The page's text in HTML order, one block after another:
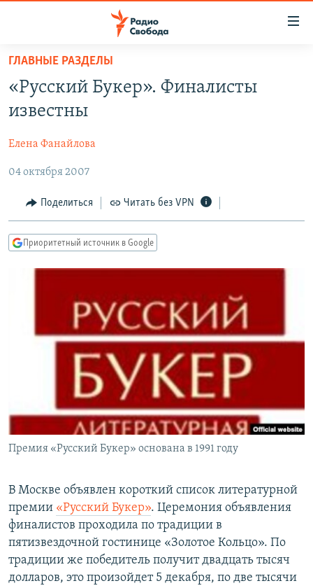
упрощенного
доступа
основному
Вернутся
главной
навигации
Вернутся
ПОДКАСТЫ
ЦИТАТЫ СВОБОДЫ
МНЕНИЯ
КУЛЬТУРА
IDEL.РЕАЛИИ
КАВКАЗ.РЕАЛИИ
СИБИРЬ.РЕАЛИИ
РАСПИСАНИЕ ВЕЩАНИЯ
ПОДПИШИТЕСЬ НА РАССЫЛКУ
СОЦИАЛЬНЫЕ СЕТИ
Все сайты РСЕ/РС
ГЛАВНЫЕ РАЗДЕЛЫ
«Русский Букер». Финалисты
известны
Елена Фанайлова
04 октября 2007
Поделиться Читать без VPN
Приоритетный источник в Google
Премия «Русский Букер» основана в 1991 году
В Москве объявлен короткий список литературной
премии «Русский Букер». Церемония объявления
финалистов проходила по традиции в
пятизвездочной гостинице «Золотое Кольцо». По
традиции же победитель получит двадцать тысяч
долларов, это произойдет 5 декабря, по две тысячи